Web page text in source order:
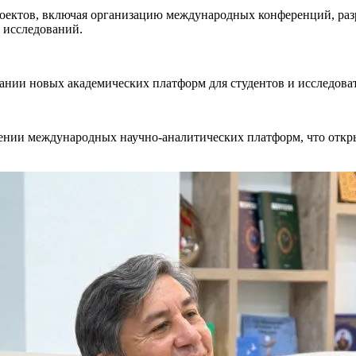
включая организацию международных конференций,
новых академических платформ для студентов и
международных научно-аналитических платформ, что